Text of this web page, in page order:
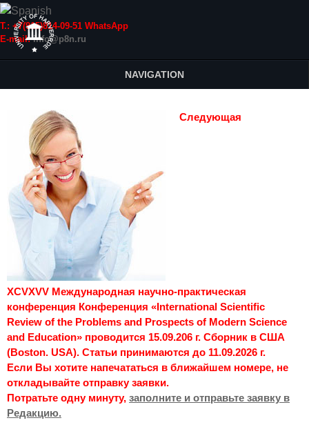
Т.: +7(915)814-09-51 WhatsApp
E-mail:info@p8n.ru
NAVIGATION
Следующая
XCVXVV Международная научно-практическая
конференция Конференция «International Scientific
Review of the Problems and Prospects of Modern Science
and Education» проводится 15.09.206 г. Сборник в США
(Boston. USA). Статьи принимаются до 11.09.2026 г.
Если Вы хотите напечататься в ближайшем номере, не
откладывайте отправку заявки.
Потратьте одну минуту, заполните и отправьте заявку в
Редакцию.